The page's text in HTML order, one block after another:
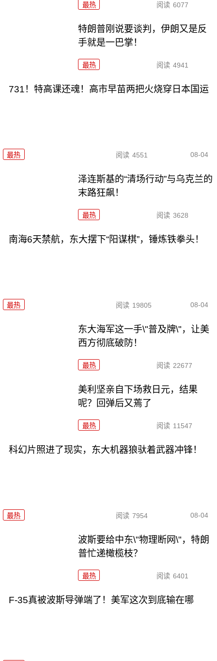
最热 阅读 6077
特朗普刚说要谈判，伊朗又是反
手就是一巴掌！
最热 阅读 4941
731！特高课还魂！高市早苗两把火烧穿日本国运
最热 阅读 4551 08-04
泽连斯基的“清场行动”与乌克兰的
末路狂飙！
最热 阅读 3628
南海6天禁航，东大摆下“阳谋棋”，锤炼铁拳头！
最热 阅读 19805 08-04
东大海军这一手\"普及牌\"，让美
西方彻底破防！
最热 阅读 22677
美利坚亲自下场救日元，结果
呢？回弹后又蔫了
最热 阅读 11547
科幻片照进了现实，东大机器狼驮着武器冲锋！
最热 阅读 7954 08-04
波斯要给中东\"物理断网\"，特朗
普忙递橄榄枝？
最热 阅读 6401
F-35真被波斯导弹端了！美军这次到底输在哪